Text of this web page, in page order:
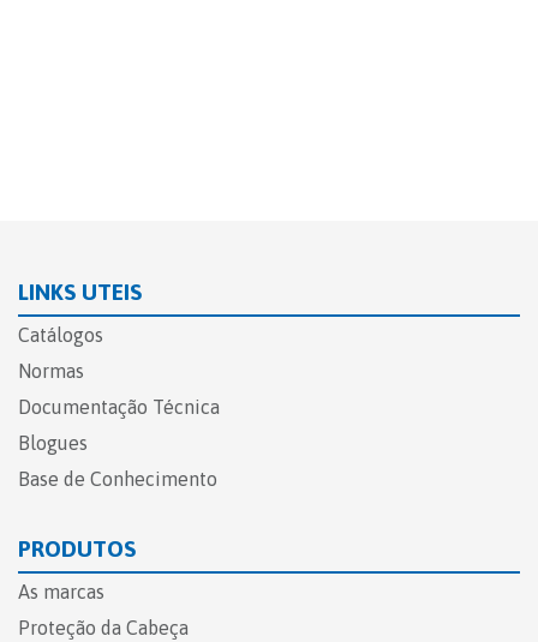
LINKS UTEIS
Catálogos
Normas
Documentação Técnica
Blogues
Base de Conhecimento
PRODUTOS
As marcas
Proteção da Cabeça